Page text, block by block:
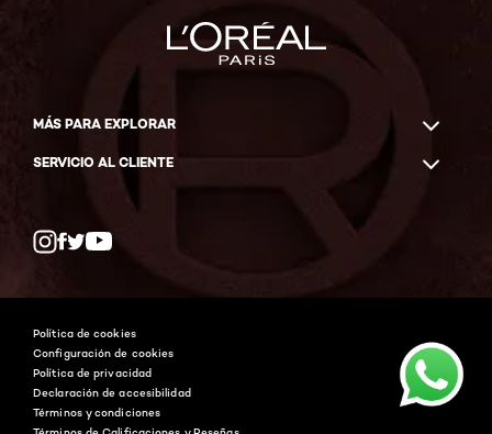
MÁS PARA EXPLORAR
SERVICIO AL CLIENTE
Facebook
YouTube
Política de cookies
Configuración de cookies
Política de privacidad
Declaración de accesibilidad
Términos y condiciones